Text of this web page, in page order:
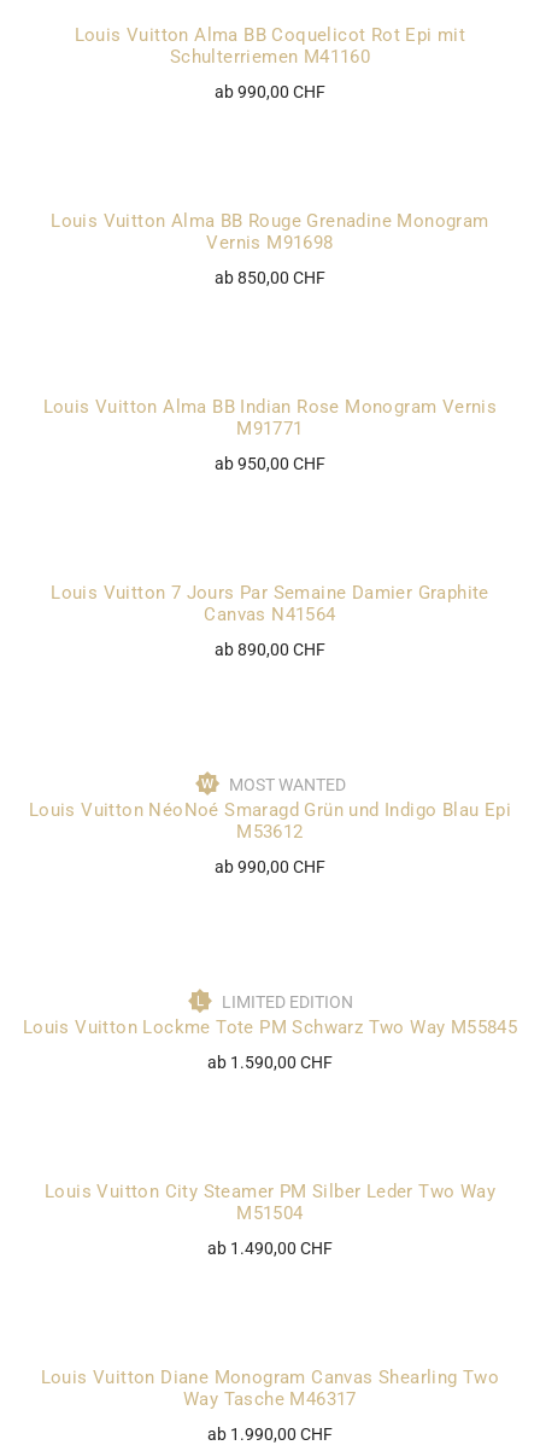
Louis Vuitton Alma BB Coquelicot Rot Epi mit
Schulterriemen M41160
ab 990,00 CHF
Louis Vuitton Alma BB Rouge Grenadine Monogram
Vernis M91698
ab 850,00 CHF
Louis Vuitton Alma BB Indian Rose Monogram Vernis
M91771
ab 950,00 CHF
Louis Vuitton 7 Jours Par Semaine Damier Graphite
Canvas N41564
ab 890,00 CHF
MOST WANTED
Louis Vuitton NéoNoé Smaragd Grün und Indigo Blau Epi
M53612
ab 990,00 CHF
LIMITED EDITION
Louis Vuitton Lockme Tote PM Schwarz Two Way M55845
ab 1.590,00 CHF
Louis Vuitton City Steamer PM Silber Leder Two Way
M51504
ab 1.490,00 CHF
Louis Vuitton Diane Monogram Canvas Shearling Two
Way Tasche M46317
ab 1.990,00 CHF